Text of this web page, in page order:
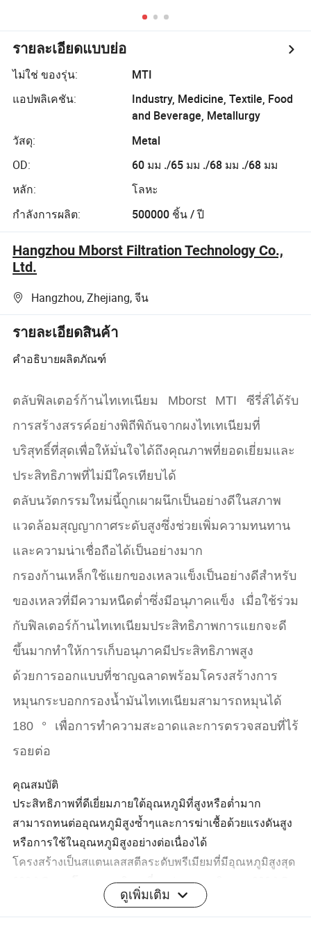
รายละเอียดแบบย่อ
ไม่ใช่ ของรุ่น:
MTI
แอปพลิเคชัน:
Industry, Medicine, Textile, Food
and Beverage, Metallurgy
วัสดุ:
Metal
OD:
60 มม ./65 มม ./68 มม ./68 มม
หลัก:
โลหะ
กำลังการผลิต:
500000 ชิ้น / ปี
Hangzhou Mborst Filtration Technology Co.,
Ltd.
Hangzhou, Zhejiang, จีน
รายละเอียดสินค้า
คำอธิบายผลิตภัณฑ์
ตลับฟิลเตอร์ก้านไทเทเนียม Mborst MTI ซีรี่ส์ได้รับ
การสร้างสรรค์อย่างพิถีพิถันจากผงไทเทเนียมที่
บริสุทธิ์ที่สุดเพื่อให้มั่นใจได้ถึงคุณภาพที่ยอดเยี่ยมและ
ประสิทธิภาพที่ไม่มีใครเทียบได้
ตลับนวัตกรรมใหม่นี้ถูกเผาผนึกเป็นอย่างดีในสภาพ
แวดล้อมสุญญากาศระดับสูงซึ่งช่วยเพิ่มความทนทาน
และความน่าเชื่อถือได้เป็นอย่างมาก
กรองก้านเหล็กใช้แยกของเหลวแข็งเป็นอย่างดีสำหรับ
ของเหลวที่มีความหนืดต่ำซึ่งมีอนุภาคแข็ง เมื่อใช้ร่วม
กับฟิลเตอร์ก้านไทเทเนียมประสิทธิภาพการแยกจะดี
ขึ้นมากทำให้การเก็บอนุภาคมีประสิทธิภาพสูง
ด้วยการออกแบบที่ชาญฉลาดพร้อมโครงสร้างการ
หมุนกระบอกกรองน้ำมันไทเทเนียมสามารถหมุนได้
180 ° เพื่อการทำความสะอาดและการตรวจสอบที่ไร้
รอยต่อ
คุณสมบัติ
ประสิทธิภาพที่ดีเยี่ยมภายใต้อุณหภูมิที่สูงหรือต่ำมาก
สามารถทนต่ออุณหภูมิสูงซ้ำๆและการฆ่าเชื้อด้วยแรงดันสูง
หรือการใช้ในอุณหภูมิสูงอย่างต่อเนื่องได้
โครงสร้างเป็นสแตนเลสสตีลระดับพรีเมียมที่มีอุณหภูมิสูงสุด
600 º C และโลหะผสมพิเศษที่ทนต่ออุณหภูมิสูงสุด 900 º C
โครงสร้างที่แข็งแรงและทนทานได้รับการออกแบบมา
สำหรับการโหลดเข้าอุปกรณ์โดยตรงเป็นองค์ประกอบ
ดูเพิ่มเติม